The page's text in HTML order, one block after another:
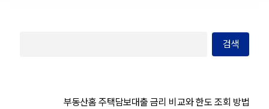
검색
부동산홈 주택담보대출 금리 비교와 한도 조회 방법